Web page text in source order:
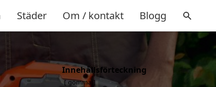
Städer Om / kontakt Blogg
Innehållsförteckning
gömma